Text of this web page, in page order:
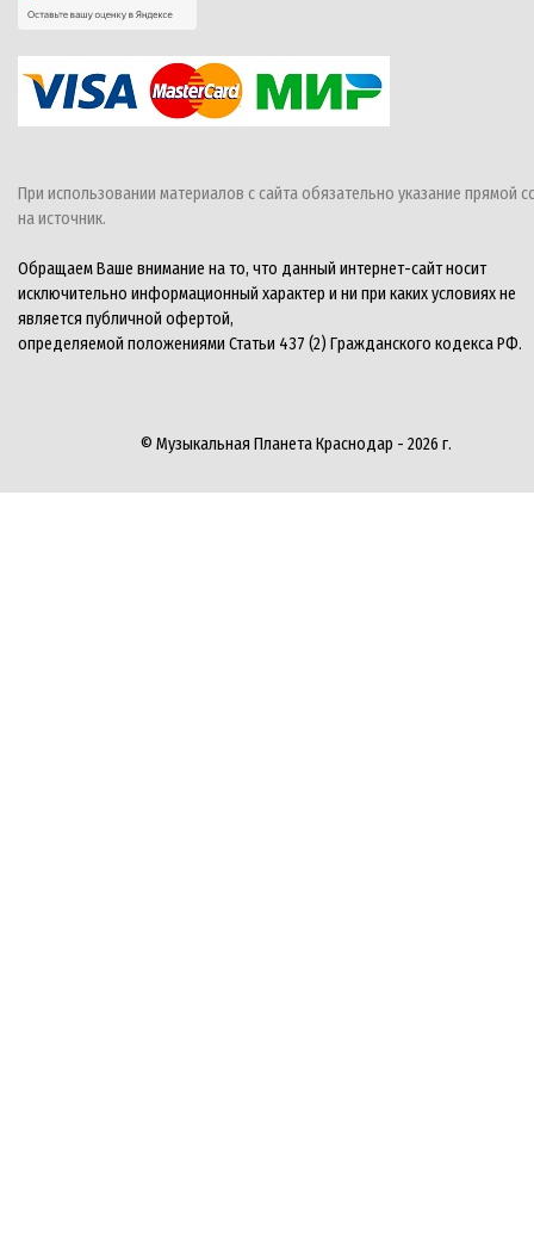
При использовании материалов с сайта обязательно указание прямой
на источник.
Обращаем Ваше внимание на то, что данный интернет-сайт носит
исключительно информационный характер и ни при каких условиях не
является публичной офертой,
определяемой положениями Статьи 437 (2) Гражданского кодекса РФ.
© Музыкальная Планета Краснодар - 2026 г.